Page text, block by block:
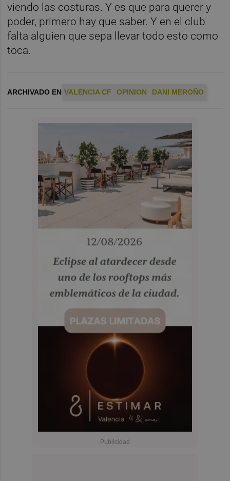
viendo las costuras. Y es que para querer y
poder, primero hay que saber. Y en el club
falta alguien que sepa llevar todo esto como
toca.
ARCHIVADO EN VALENCIA CF OPINION DANI MEROÑO